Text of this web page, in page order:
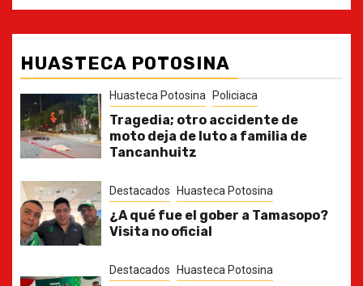
HUASTECA POTOSINA
Huasteca Potosina Policiaca
Tragedia; otro accidente de
moto deja de luto a familia de
Tancanhuitz
Destacados Huasteca Potosina
¿A qué fue el gober a Tamasopo?
Visita no oficial
Destacados Huasteca Potosina